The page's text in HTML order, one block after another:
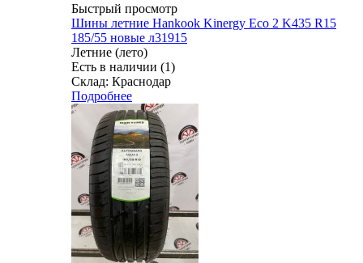
Быстрый просмотр
Шины летние Hankook Kinergy Eco 2 K435 R15
185/55 новые л31915
Летние (лето)
Есть в наличии (1)
Склад: Краснодар
Подробнее